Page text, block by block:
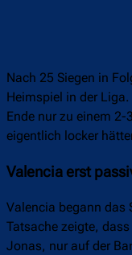
Nach 25 Siegen in
Heimspiel in der
Ende nur zu einem
eigentlich locker
Valencia erst
Valencia begann das
Tatsache zeigte,
Jonas, nur auf der